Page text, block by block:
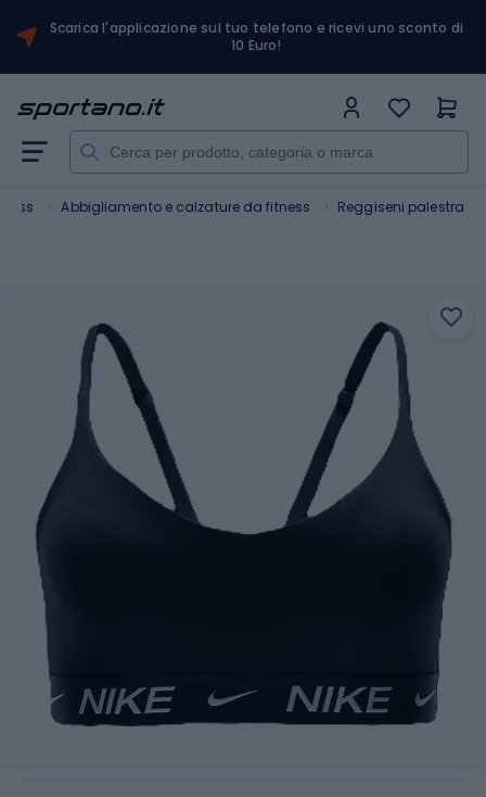
Scarica l'applicazione sul tuo telefono e ricevi uno sconto di
10 Euro!
Abbigliamento e calzature da fitness Reggiseni palestra